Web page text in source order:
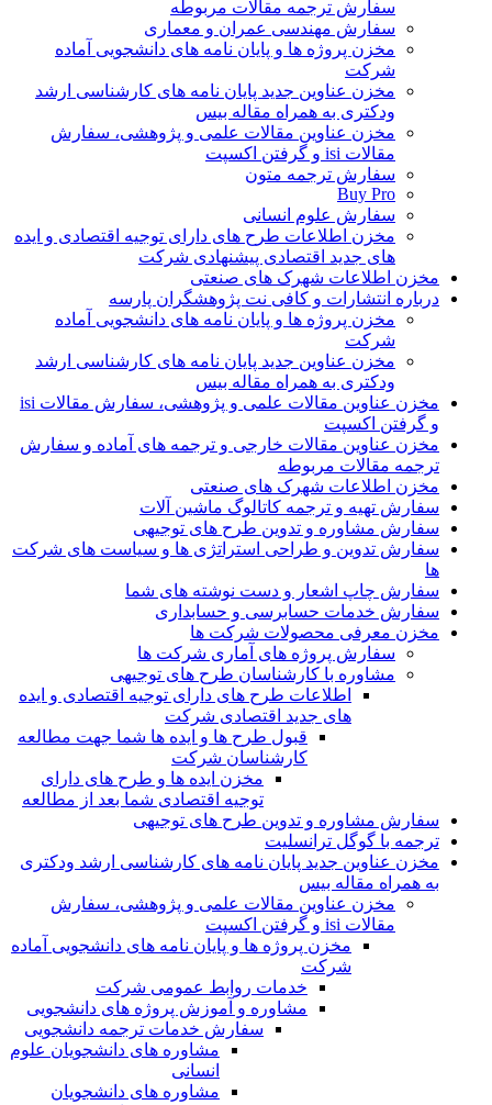
سفارش ترجمه مقالات مربوطه
سفارش مهندسی عمران و معماری
مخزن پروژه ها و پایان نامه های دانشجویی آماده
شرکت
مخزن عناوین جدید پایان نامه های کارشناسی ارشد
ودکتری به همراه مقاله بیس
مخزن عناوین مقالات علمی و پژوهشی، سفارش
مقالات isi و گرفتن اکسپت
سفارش ترجمه متون
Buy Pro
سفارش علوم انسانی
مخزن اطلاعات طرح های دارای توجیه اقتصادی و ایده
های جدید اقتصادی پیشنهادی شرکت
مخزن اطلاعات شهرک های صنعتی
درباره انتشارات و کافی نت پژوهشگران پارسه
مخزن پروژه ها و پایان نامه های دانشجویی آماده
شرکت
مخزن عناوین جدید پایان نامه های کارشناسی ارشد
ودکتری به همراه مقاله بیس
مخزن عناوین مقالات علمی و پژوهشی، سفارش مقالات isi
و گرفتن اکسپت
مخزن عناوین مقالات خارجی و ترجمه های آماده و سفارش
ترجمه مقالات مربوطه
مخزن اطلاعات شهرک های صنعتی
سفارش تهیه و ترجمه کاتالوگ ماشین آلات
سفارش مشاوره و تدوین طرح های توجیهی
سفارش تدوین و طراحی استراتژی ها و سیاست های شرکت
ها
سفارش چاپ اشعار و دست نوشته های شما
سفارش خدمات حسابرسی و حسابداری
مخزن معرفی محصولات شرکت ها
سفارش پروژه های آماری شرکت ها
مشاوره با کارشناسان طرح های توجیهی
اطلاعات طرح های دارای توجیه اقتصادی و ایده
های جدید اقتصادی شرکت
قبول طرح ها و ایده ها شما جهت مطالعه
کارشناسان شرکت
مخزن ایده ها و طرح های دارای
توجیه اقتصادی شما بعد از مطالعه
سفارش مشاوره و تدوین طرح های توجیهی
ترجمه با گوگل ترانسلیت
مخزن عناوین جدید پایان نامه های کارشناسی ارشد ودکتری
به همراه مقاله بیس
مخزن عناوین مقالات علمی و پژوهشی، سفارش
مقالات isi و گرفتن اکسپت
مخزن پروژه ها و پایان نامه های دانشجویی آماده
شرکت
خدمات روابط عمومی شرکت
مشاوره و آموزش پروژه های دانشجویی
سفارش خدمات ترجمه دانشجویی
مشاوره های دانشجویان علوم
انسانی
مشاوره های دانشجویان